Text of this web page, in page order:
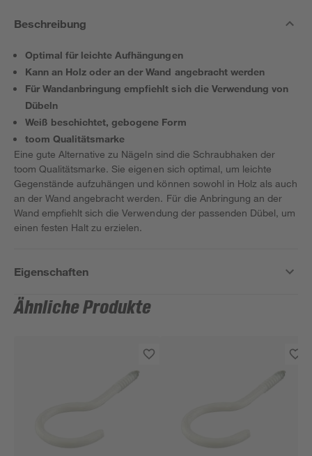
Beschreibung
Optimal für leichte Aufhängungen
Kann an Holz oder an der Wand angebracht werden
Für Wandanbringung empfiehlt sich die Verwendung von
Dübeln
Weiß beschichtet, gebogene Form
toom Qualitätsmarke
Eine gute Alternative zu Nägeln sind die Schraubhaken der
toom Qualitätsmarke. Sie eigenen sich optimal, um leichte
Gegenstände aufzuhängen und können sowohl in Holz als auch
an der Wand angebracht werden. Für die Anbringung an der
Wand empfiehlt sich die Verwendung der passenden Dübel, um
einen festen Halt zu erzielen.
Eigenschaften
Ähnliche Produkte